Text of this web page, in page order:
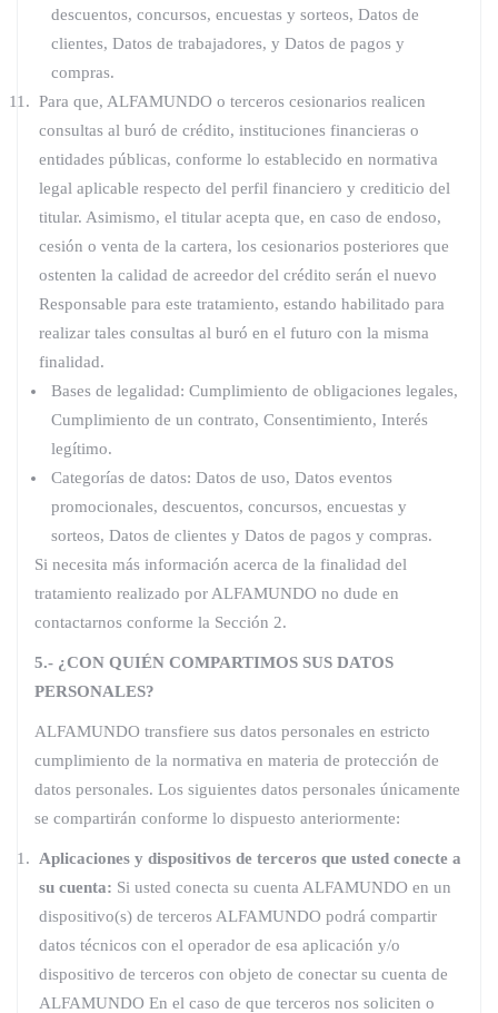
descuentos, concursos, encuestas y sorteos, Datos de
clientes, Datos de trabajadores, y Datos de pagos y
compras.
Para que, ALFAMUNDO o terceros cesionarios realicen
consultas al buró de crédito, instituciones financieras o
entidades públicas, conforme lo establecido en normativa
legal aplicable respecto del perfil financiero y crediticio del
titular. Asimismo, el titular acepta que, en caso de endoso,
cesión o venta de la cartera, los cesionarios posteriores que
ostenten la calidad de acreedor del crédito serán el nuevo
Responsable para este tratamiento, estando habilitado para
realizar tales consultas al buró en el futuro con la misma
finalidad.
Bases de legalidad: Cumplimiento de obligaciones legales,
Cumplimiento de un contrato, Consentimiento, Interés
legítimo.
Categorías de datos: Datos de uso, Datos eventos
promocionales, descuentos, concursos, encuestas y
sorteos, Datos de clientes y Datos de pagos y compras.
Si necesita más información acerca de la finalidad del
tratamiento realizado por ALFAMUNDO no dude en
contactarnos conforme la Sección 2.
5.- ¿CON QUIÉN COMPARTIMOS SUS DATOS
PERSONALES?
ALFAMUNDO transfiere sus datos personales en estricto
cumplimiento de la normativa en materia de protección de
datos personales. Los siguientes datos personales únicamente
se compartirán conforme lo dispuesto anteriormente:
Aplicaciones y dispositivos de terceros que usted conecte a
su cuenta: Si usted conecta su cuenta ALFAMUNDO en un
dispositivo(s) de terceros ALFAMUNDO podrá compartir
datos técnicos con el operador de esa aplicación y/o
dispositivo de terceros con objeto de conectar su cuenta de
ALFAMUNDO En el caso de que terceros nos soliciten o